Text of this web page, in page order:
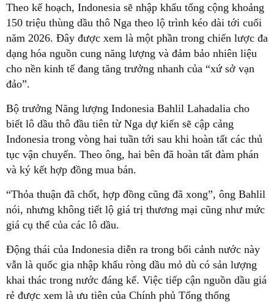
Theo kế hoạch, Indonesia sẽ nhập khẩu tổng cộng khoảng
150 triệu thùng dầu thô Nga theo lộ trình kéo dài tới cuối
năm 2026. Đây được xem là một phần trong chiến lược đa
dạng hóa nguồn cung năng lượng và đảm bảo nhiên liệu
cho nền kinh tế đang tăng trưởng nhanh của “xứ sở vạn
đảo”.
Bộ trưởng Năng lượng Indonesia Bahlil Lahadalia cho
biết lô dầu thô đầu tiên từ Nga dự kiến sẽ cập cảng
Indonesia trong vòng hai tuần tới sau khi hoàn tất các thủ
tục vận chuyển. Theo ông, hai bên đã hoàn tất đàm phán
và ký kết hợp đồng mua bán.
“Thỏa thuận đã chốt, hợp đồng cũng đã xong”, ông Bahlil
nói, nhưng không tiết lộ giá trị thương mại cũng như mức
giá cụ thể của các lô dầu.
Động thái của Indonesia diễn ra trong bối cảnh nước này
vẫn là quốc gia nhập khẩu ròng dầu mỏ dù có sản lượng
khai thác trong nước đáng kể. Việc tiếp cận nguồn dầu giá
rẻ được xem là ưu tiên của Chính phủ Tổng thống